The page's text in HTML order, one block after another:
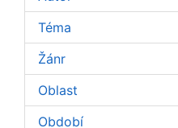
Téma
Žánr
Oblast
Období